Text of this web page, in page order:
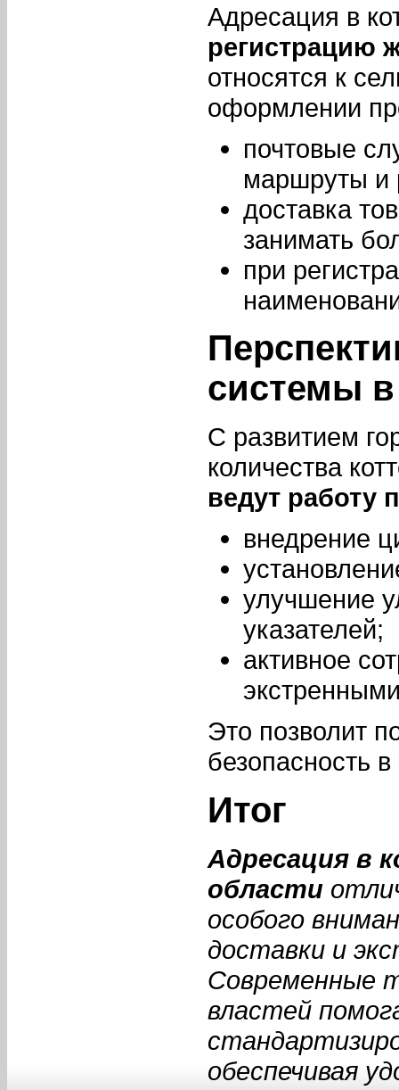
Адресация в
регистрацию
относятся к
оформлении
почтовые
маршруты и
доставка
занимать
при
системы в
С развитием
количества
ведут работу
внедрение
улучшение
указателей;
активное
Это позволит
безопасность
Итог
Адресация в
области
особого
доставки и
Современные
властей
обеспечивая